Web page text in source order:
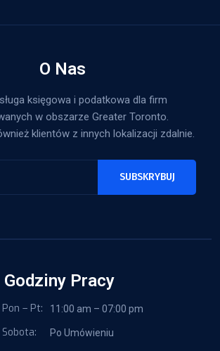
O Nas
księgowa i podatkowa dla firm
w obszarze Greater Toronto.
klientów z innych lokalizacji zdalnie.
Godziny Pracy
Pon – Pt: 11:00 am – 07:00 pm
Sobota: Po Umówieniu